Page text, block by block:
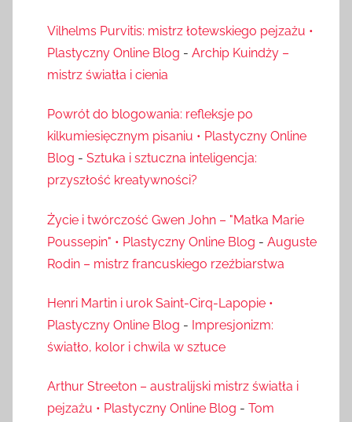
Vilhelms Purvitis: mistrz łotewskiego pejzażu •
Plastyczny Online Blog - Archip Kuindży –
mistrz światła i cienia
Powrót do blogowania: refleksje po
kilkumiesięcznym pisaniu • Plastyczny Online
Blog - Sztuka i sztuczna inteligencja:
przyszłość kreatywności?
Życie i twórczość Gwen John – "Matka Marie
Poussepin" • Plastyczny Online Blog - Auguste
Rodin – mistrz francuskiego rzeźbiarstwa
Henri Martin i urok Saint-Cirq-Lapopie •
Plastyczny Online Blog - Impresjonizm:
światło, kolor i chwila w sztuce
Arthur Streeton – australijski mistrz światła i
pejzażu • Plastyczny Online Blog - Tom